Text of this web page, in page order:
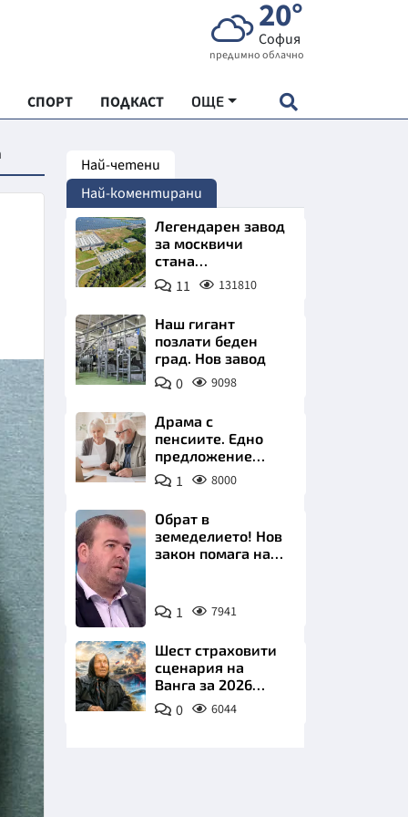
20°
София
предимно облачно
СПОРТ ПОДКАСТ ОЩЕ
"ЧУДЕСАТА НА БЪЛГАРИЯ"
ХРАНА
ИКОНОМИКА
Най-четени
Най-коментирани
Легендарен завод
за москвичи
стана
индустриално
чудо. Позлатява
11 131810
Наш гигант
позлати беден
град. Нов завод
0 9098
Драма с
пенсиите. Едно
предложение
удря над 800 000
българи
1 8000
Снимка:
бТВ
Обрат в
земеделието! Нов
закон помага на
1 7941
Шест страховити
сценария на
Ванга за 2026
година
0 6044